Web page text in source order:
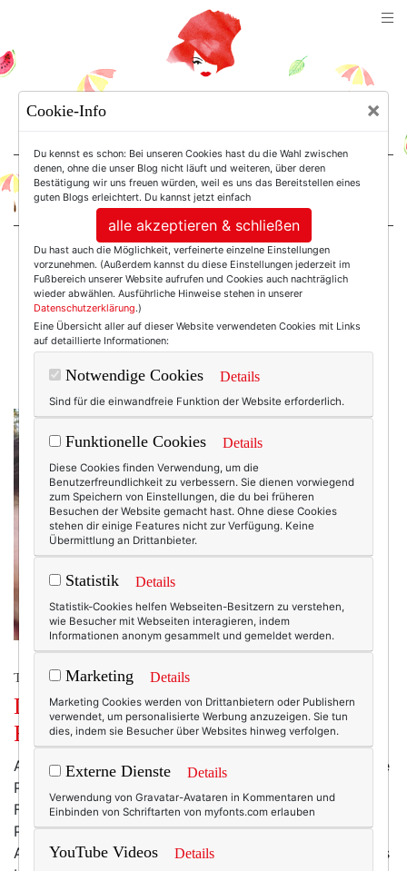
For Women. Not Girls.
Einträge mit dem
Tag: Paris 2017
TEXTERELLA AUF REISEN.
Daisy in Paris: Vier Bücher und ein
Frühling.
Ach. Romanfigur müsste man sein. Dann gäbe es keine
Pandemie. Dann wäre jetzt einfach nur Frühling –
Frühling in Paris. Denn dorthin reist Daisy, meine
Protagonistin aus der Schwäbischen Alb. Meine
Abenteuerin. Und während hier die Schneeflocken ums
Cookie-Info ×
Du kennst es schon: Bei unseren Cookies hast du die Wahl zwischen
denen, ohne die unser Blog nicht läuft und weiteren, über deren
Bestätigung wir uns freuen würden, weil es uns das Bereitstellen eines
guten Blogs erleichtert. Du kannst jetzt einfach
alle akzeptieren & schließen
Du hast auch die Möglichkeit, verfeinerte einzelne Einstellungen
vorzunehmen. (Außerdem kannst du diese Einstellungen jederzeit im
Fußbereich unserer Website aufrufen und Cookies auch nachträglich
wieder abwählen. Ausführliche Hinweise stehen in unserer
Datenschutzerklärung.)
Eine Übersicht aller auf dieser Website verwendeten Cookies mit Links
auf detaillierte Informationen:
Notwendige Cookies Details
Sind für die einwandfreie Funktion der Website erforderlich.
Funktionelle Cookies Details
Diese Cookies finden Verwendung, um die
Benutzerfreundlichkeit zu verbessern. Sie dienen vorwiegend
zum Speichern von Einstellungen, die du bei früheren
Besuchen der Website gemacht hast. Ohne diese Cookies
stehen dir einige Features nicht zur Verfügung. Keine
Übermittlung an Drittanbieter.
Statistik Details
Statistik-Cookies helfen Webseiten-Besitzern zu verstehen,
wie Besucher mit Webseiten interagieren, indem
Informationen anonym gesammelt und gemeldet werden.
Marketing Details
Marketing Cookies werden von Drittanbietern oder Publishern
verwendet, um personalisierte Werbung anzuzeigen. Sie tun
dies, indem sie Besucher über Websites hinweg verfolgen.
Externe Dienste Details
Verwendung von Gravatar-Avataren in Kommentaren und
Einbinden von Schriftarten von myfonts.com erlauben
YouTube Videos Details